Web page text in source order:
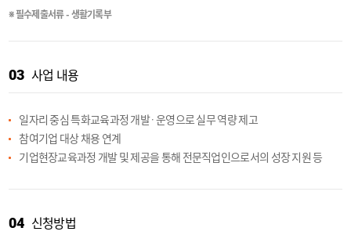
※ 필수제출서류 - 생활기록부
03 사업 내용
일자리 중심 특화교육과정 개발 · 운영으로 실무 역량 제고
참여기업 대상 채용 연계
기업현장교육과정 개발 및 제공을 통해 전문직업인으로서의 성장 지원 등
04 신청방법